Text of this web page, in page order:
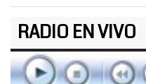
RADIO EN VIVO